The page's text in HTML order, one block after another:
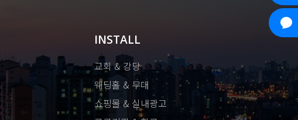
INSTALL
교회 & 강당
웨딩홀 & 무대
쇼핑몰 & 실내광고